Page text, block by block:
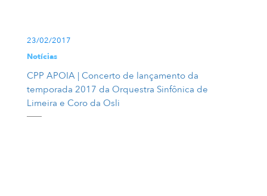
23/02/2017
Notícias
CPP APOIA | Concerto de lançamento da
temporada 2017 da Orquestra Sinfônica de
Limeira e Coro da Osli